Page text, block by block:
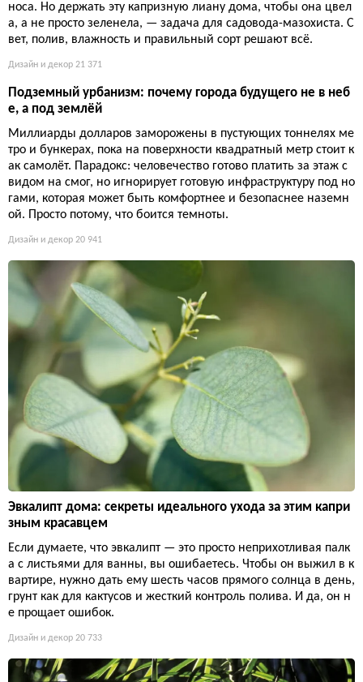
носа. Но держать эту капризную лиану дома, чтобы она цвел
а, а не просто зеленела, — задача для садовода-мазохиста. С
вет, полив, влажность и правильный сорт решают всё.
Дизайн и декор 21 371
Подземный урбанизм: почему города будущего не в неб
е, а под землёй
Миллиарды долларов заморожены в пустующих тоннелях ме
тро и бункерах, пока на поверхности квадратный метр стоит к
ак самолёт. Парадокс: человечество готово платить за этаж с
видом на смог, но игнорирует готовую инфраструктуру под но
гами, которая может быть комфортнее и безопаснее наземн
ой. Просто потому, что боится темноты.
Дизайн и декор 20 941
Эвкалипт дома: секреты идеального ухода за этим капри
зным красавцем
Если думаете, что эвкалипт — это просто неприхотливая палк
а с листьями для ванны, вы ошибаетесь. Чтобы он выжил в к
вартире, нужно дать ему шесть часов прямого солнца в день,
грунт как для кактусов и жесткий контроль полива. И да, он н
е прощает ошибок.
Дизайн и декор 20 733